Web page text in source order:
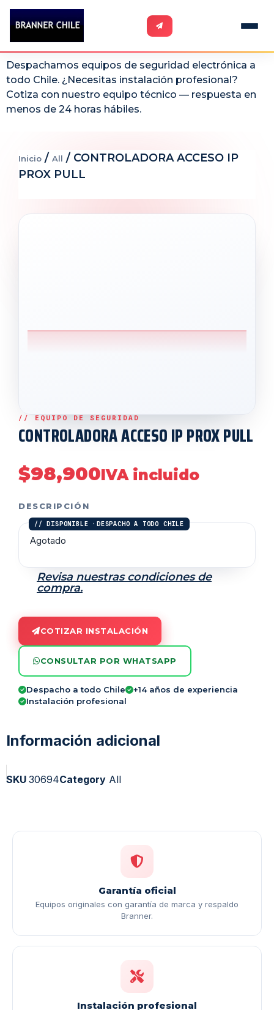
Despachamos equipos de seguridad electrónica a
todo Chile. ¿Necesitas instalación profesional?
Cotiza con nuestro equipo técnico — respuesta en
menos de 24 horas hábiles.
Inicio / All / CONTROLADORA ACCESO IP
PROX PULL
CONTROLADORA ACCESO IP PROX PULL
$98,900IVA incluido
DESCRIPCIÓN
Agotado
Revisa nuestras condiciones de
compra.
COTIZAR INSTALACIÓN
CONSULTAR POR WHATSAPP
Despacho a todo Chile
+14 años de experiencia
Instalación profesional
Información adicional
SKU 30694Category All
Garantía oficial
Equipos originales con garantía de marca y respaldo
Branner.
Instalación profesional